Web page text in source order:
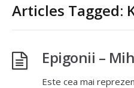
Articles Tagged:
Epigonii –
Este cea mai